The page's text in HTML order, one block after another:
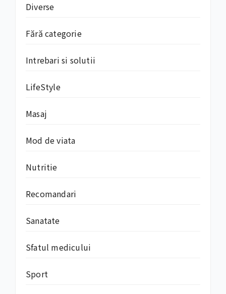
Diverse
Fără categorie
Intrebari si solutii
LifeStyle
Masaj
Mod de viata
Nutritie
Recomandari
Sanatate
Sfatul medicului
Sport